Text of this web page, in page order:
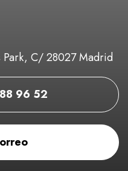
Park, C/ 28027 Madrid
96 52